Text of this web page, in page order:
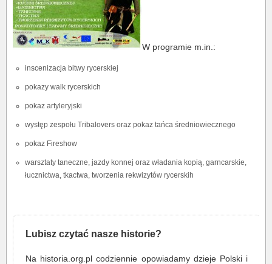
W programie m.in.:
inscenizacja bitwy rycerskiej
pokazy walk rycerskich
pokaz artyleryjski
występ zespołu Tribalovers oraz pokaz tańca średniowiecznego
pokaz Fireshow
warsztaty taneczne, jazdy konnej oraz władania kopią, garncarskie,
łucznictwa, tkactwa, tworzenia rekwizytów rycerskih
Lubisz czytać nasze historie?
Na historia.org.pl codziennie opowiadamy dzieje Polski i